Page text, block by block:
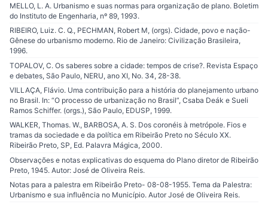
MELLO, L. A. Urbanismo e suas normas para organização de plano. Boletim
do Instituto de Engenharia, nº 89, 1993.
RIBEIRO, Luiz. C. Q., PECHMAN, Robert M, (orgs). Cidade, povo e nação-
Gênese do urbanismo moderno. Rio de Janeiro: Civilização Brasileira,
1996.
TOPALOV, C. Os saberes sobre a cidade: tempos de crise?. Revista Espaço
e debates, São Paulo, NERU, ano XI, No. 34, 28-38.
VILLAÇA, Flávio. Uma contribuição para a história do planejamento urbano
no Brasil. In: “O processo de urbanização no Brasil”, Csaba Deák e Sueli
Ramos Schiffer. (orgs.), São Paulo, EDUSP, 1999.
WALKER, Thomas. W., BARBOSA, A. S. Dos coronéis à metrópole. Fios e
tramas da sociedade e da política em Ribeirão Preto no Século XX.
Ribeirão Preto, SP, Ed. Palavra Mágica, 2000.
Observações e notas explicativas do esquema do Plano diretor de Ribeirão
Preto, 1945. Autor: José de Oliveira Reis.
Notas para a palestra em Ribeirão Preto- 08-08-1955. Tema da Palestra:
Urbanismo e sua influência no Município. Autor José de Oliveira Reis.